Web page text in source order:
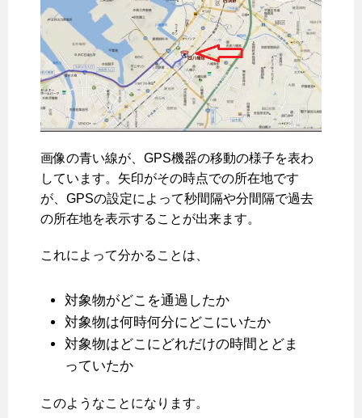
画像の青い線が、GPS機器の移動の様子を表わ
しています。矢印がその時点での所在地です
が、GPSの設定によって秒間隔や分間隔で過去
の所在地を表示することが出来ます。
これによって分かることは、
対象物がどこを通過したか
対象物は何時何分にどこにいたか
対象物はどこにどれだけの時間とどま
っていたか
このようなことになります。